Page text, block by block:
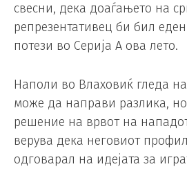
свесни, дека доаѓањето на
репрезентативец би бил
потези во Серија А ова лето.
Наполи во Влаховиќ гледа
може да направи разлика,
решение на врвот на
верува дека неговиот
одговарал на идејата за